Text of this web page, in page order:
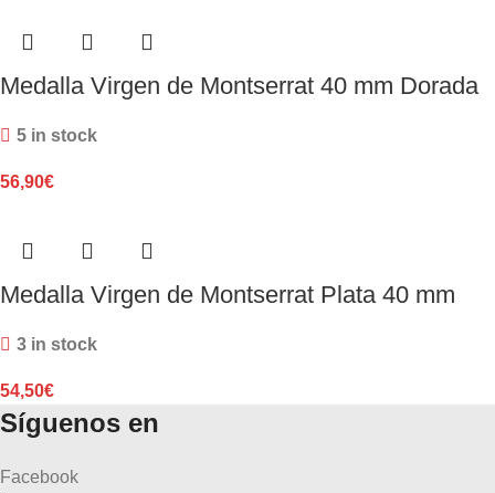
Medalla Virgen de Montserrat 40 mm Dorada
5 in stock
56,90€
Medalla Virgen de Montserrat Plata 40 mm
3 in stock
54,50€
Síguenos en
Facebook